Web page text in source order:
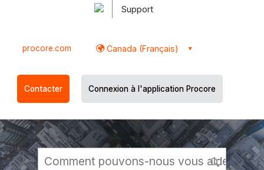
Support
procore.com Canada (Français)
Contacter Connexion à l'application Procore